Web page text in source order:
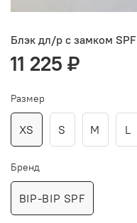
Блэк дл/р c замком SPF
11 225 ₽
Размер
XS S M L
Бренд
BIP-BIP SPF